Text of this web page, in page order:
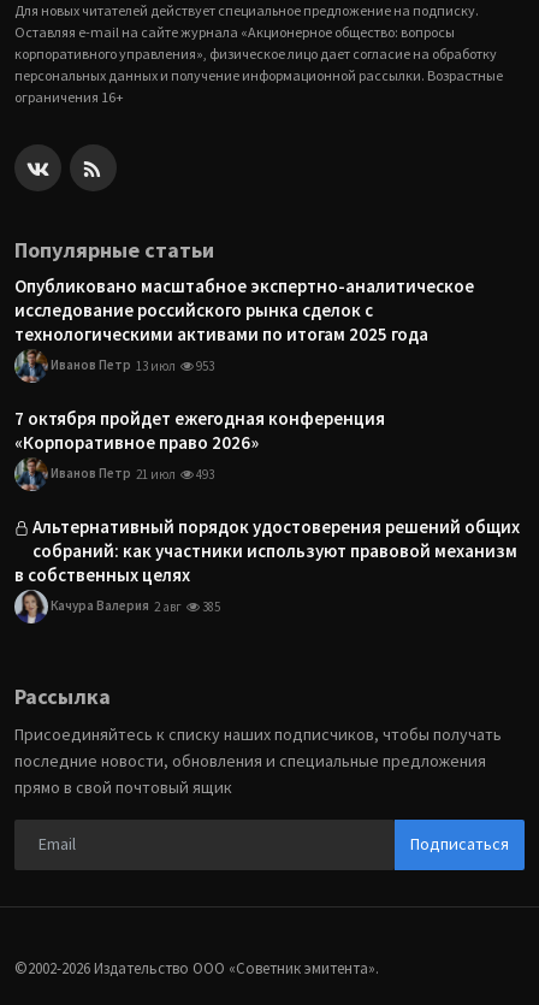
Для новых читателей действует специальное предложение на подписку.
Оставляя e-mail на сайте журнала «Акционерное общество: вопросы
корпоративного управления», физическое лицо дает согласие на обработку
персональных данных и получение информационной рассылки. Возрастные
ограничения 16+
Популярные статьи
Опубликовано масштабное экспертно-аналитическое
исследование российского рынка сделок с
технологическими активами по итогам 2025 года
Иванов Петр 13 июл 953
7 октября пройдет ежегодная конференция
«Корпоративное право 2026»
Иванов Петр 21 июл 493
Альтернативный порядок удостоверения решений общих
собраний: как участники используют правовой механизм
в собственных целях
Качура Валерия 2 авг 385
Рассылка
Присоединяйтесь к списку наших подписчиков, чтобы получать
последние новости, обновления и специальные предложения
прямо в свой почтовый ящик
Подписаться
©2002-2026 Издательство ООО «‎Советник эмитента».